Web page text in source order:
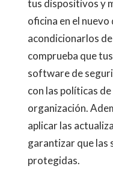
tus dispositivos y
oficina en el
acondicionarlos
comprueba que
software de
con las políticas
organización.
aplicar las
garantizar que las
protegidas.